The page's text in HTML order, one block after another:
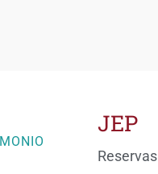
JEP
Reservas